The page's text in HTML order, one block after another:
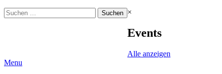
Suchen
nach:
×
Events
Alle anzeigen
Menu